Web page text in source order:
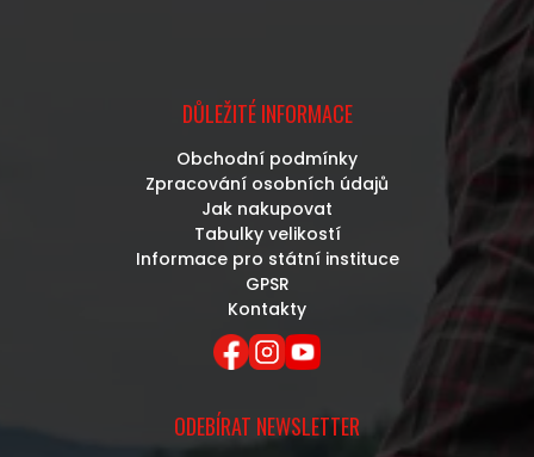
DŮLEŽITÉ INFORMACE
Obchodní podmínky
Zpracování osobních údajů
Jak nakupovat
Tabulky velikostí
Informace pro státní instituce
GPSR
Kontakty
ODEBÍRAT NEWSLETTER